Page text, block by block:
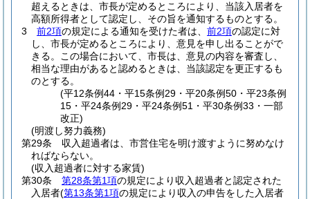
超えるときは、市長が定めるところにより、当該入居者を
高額所得者として認定し、その旨を通知するものとする。
3
前2項の規定による通知を受けた者は、 前2項の認定に対
し、市長が定めるところにより、意見を申し出ることがで
きる。
この場合において、市長は、意見の内容を審査し、
相当な理由があると認めるときは、当該認定を更正するも
のとする。
(平12条例44・平15条例29・平20条例50・平23条例
15・平24条例29・平24条例51・平30条例33・一部
改正)
(明渡し努力義務)
第29条
収入超過者は、市営住宅を明け渡すように努めなけ
ればならない。
(収入超過者に対する家賃)
第30条
第28条第1項の規定により収入超過者と認定された
入居者(第13条第1項の規定により収入の申告をした入居者